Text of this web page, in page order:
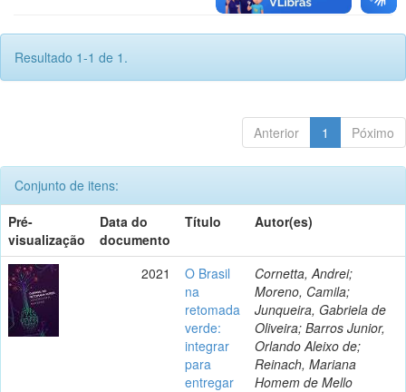
Resultado 1-1 de 1.
Anterior 1 Póximo
Conjunto de itens:
Pré-
visualização
Data do
documento
Título Autor(es)
2021
O Brasil
na
retomada
verde:
integrar
para
entregar
Cornetta, Andrei;
Moreno, Camila;
Junqueira, Gabriela de
Oliveira; Barros Junior,
Orlando Aleixo de;
Reinach, Mariana
Homem de Mello